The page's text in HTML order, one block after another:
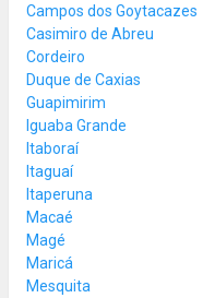
Campos dos Goytacazes
Casimiro de Abreu
Cordeiro
Duque de Caxias
Guapimirim
Iguaba Grande
Itaboraí
Itaguaí
Itaperuna
Macaé
Magé
Maricá
Mesquita